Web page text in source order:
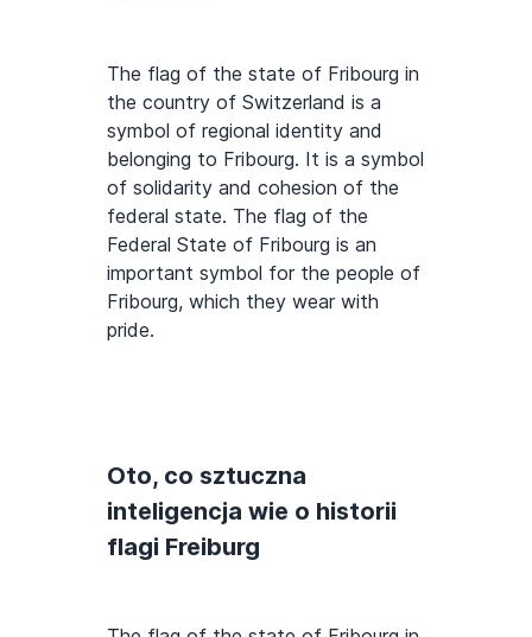
The flag of the state of Fribourg in
the country of Switzerland is a
symbol of regional identity and
belonging to Fribourg. It is a symbol
of solidarity and cohesion of the
federal state. The flag of the
Federal State of Fribourg is an
important symbol for the people of
Fribourg, which they wear with
pride.
Oto, co sztuczna
inteligencja wie o historii
flagi Freiburg